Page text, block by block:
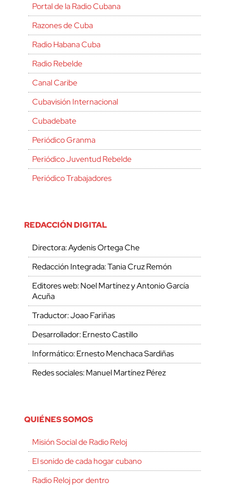
Portal de la Radio Cubana
Razones de Cuba
Radio Habana Cuba
Radio Rebelde
Canal Caribe
Cubavisión Internacional
Cubadebate
Periódico Granma
Periódico Juventud Rebelde
Periódico Trabajadores
REDACCIÓN DIGITAL
Directora: Aydenis Ortega Che
Redacción Integrada: Tania Cruz Remón
Editores web: Noel Martínez y Antonio García
Acuña
Traductor: Joao Fariñas
Desarrollador: Ernesto Castillo
Informático: Ernesto Menchaca Sardiñas
Redes sociales: Manuel Martínez Pérez
QUIÉNES SOMOS
Misión Social de Radio Reloj
El sonido de cada hogar cubano
Radio Reloj por dentro